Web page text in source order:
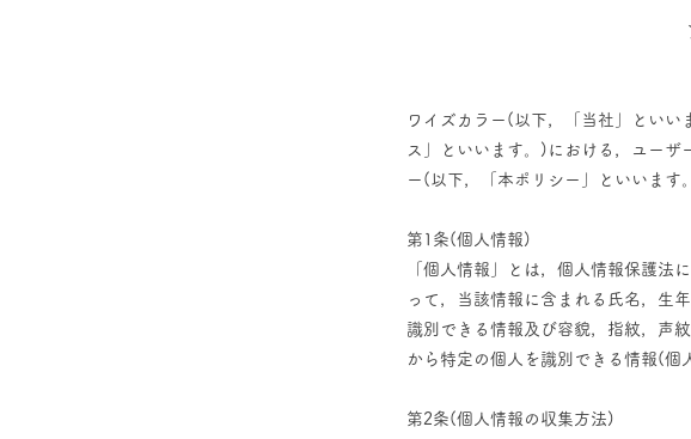
ワイズカラー(以下，「当社」とい
ス」といいます。)における，ユー
ー(以下，「本ポリシー」といいます
第1条(個人情報)
「個人情報」とは，個人情報保護法
って，当該情報に含まれる氏名，生
識別できる情報及び容貌，指紋，声
から特定の個人を識別できる情報(個
第2条(個人情報の収集方法)